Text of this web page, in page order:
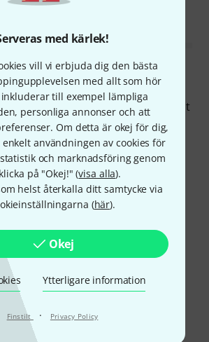
med kärlek!
vill vi erbjuda dig den bästa
med allt som hör
till exempel lämpliga
personliga annonser och att
Om detta är okej för dig,
användningen av cookies för
och marknadsföring genom
på "Okej!" (visa alla).
helst återkalla ditt samtycke via
(här).
Okej
Ytterligare information
Finstilt · Privacy Policy
Thomann's Plek Service Nut
Playability to New Heights
edgar reyes 05.03.2024
Nut is a game-changer for
and optimal playability. The
ensures perfect string action and
the overall performance of the
investment for those who
standards in their playing experience.
ANMÄL RECENSION